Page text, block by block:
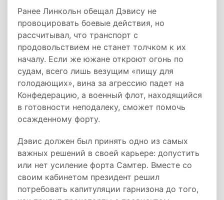
Ранее Линкольн обещал Дэвису не
провоцировать боевые действия, но
рассчитывал, что транспорт с
продовольствием не станет толчком к их
началу. Если же южане откроют огонь по
судам, всего лишь везущим «пищу для
голодающих», вина за агрессию падет на
Конфедерацию, а военный флот, находящийся
в готовности неподалеку, сможет помочь
осажденному форту.
Дэвис должен был принять одно из самых
важных решений в своей карьере: допустить
или нет усиление форта Самтер. Вместе со
своим кабинетом президент решил
потребовать капитуляции гарнизона до того,